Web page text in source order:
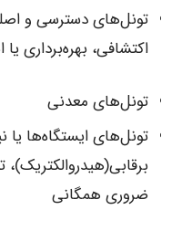
تونل‌های دسترسی و
اکتشافی، بهره‌برداری
تونل‌های معدنی
تونل‌های ایستگاه‌ها یا
ضروری همگانی